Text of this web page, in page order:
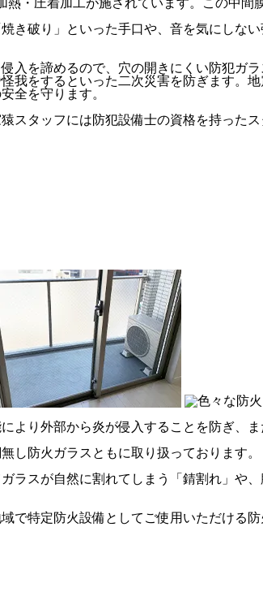
・圧着加工が施されています。この中
き破り」といった手口や、音を気にしな
入を諦めるので、穴の開きにくい防犯ガ
我をするといった二次災害を防ぎます。
全を守ります。
スタッフには防犯設備士の資格を持った
より外部から炎が侵入することを防ぎ、
し防火ガラスともに取り扱っております。
ラスが自然に割れてしまう「錆割れ」や
で特定防火設備としてご使用いただける防